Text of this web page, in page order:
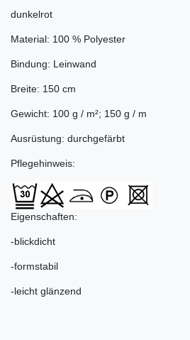
dunkelrot
Material: 100 % Polyester
Bindung: Leinwand
Breite: 150 cm
Gewicht: 100 g / m²; 150 g / m
Ausrüstung: durchgefärbt
Pflegehinweis:
Eigenschaften:
-blickdicht
-formstabil
-leicht glänzend